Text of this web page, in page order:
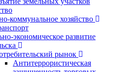
коммунальное хозяйство
экономическое развитие
рынок
Антитеррористическая